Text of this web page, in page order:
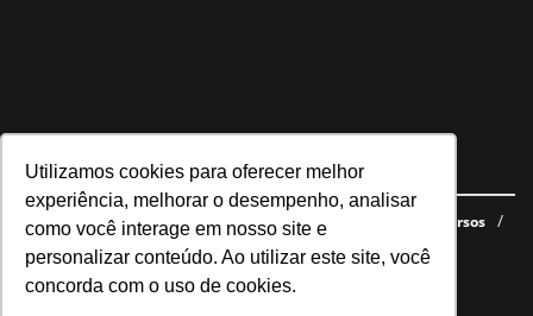
Utilizamos cookies para oferecer melhor
experiência, melhorar o desempenho, analisar
como você interage em nosso site e
personalizar conteúdo. Ao utilizar este site, você
concorda com o uso de cookies.
Navegue no site
Últimas notícias Quem somos E-books gratuitos
Cursos
Política de privacidade